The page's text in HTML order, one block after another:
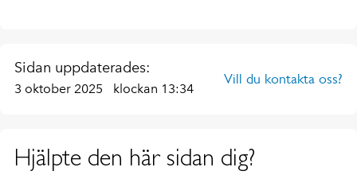
Sidan uppdaterades:
3 oktober 2025 klockan 13:34
Vill du kontakta oss?
Hjälpte den här sidan dig?